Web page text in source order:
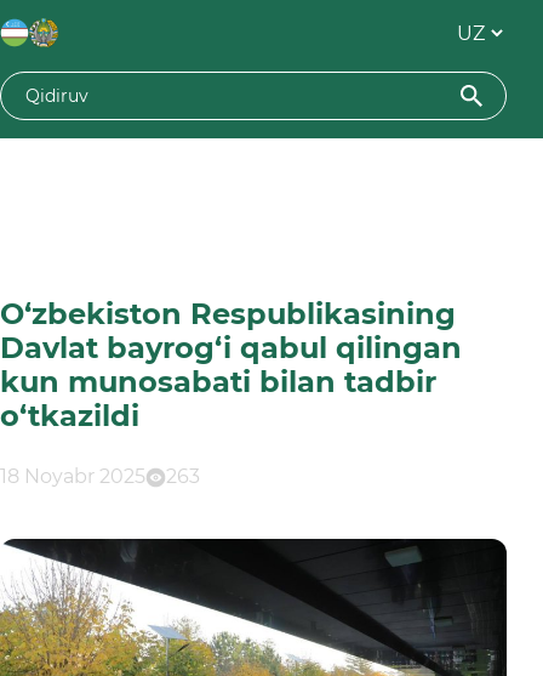
O‘zbekiston Respublikasining
Davlat bayrog‘i qabul qilingan
kun munosabati bilan tadbir
o‘tkazildi
18 Noyabr 2025 263